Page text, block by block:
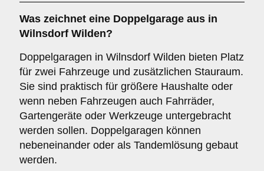
Was zeichnet eine Doppelgarage aus in
Wilnsdorf Wilden?
Doppelgaragen in Wilnsdorf Wilden bieten Platz
für zwei Fahrzeuge und zusätzlichen Stauraum.
Sie sind praktisch für größere Haushalte oder
wenn neben Fahrzeugen auch Fahrräder,
Gartengeräte oder Werkzeuge untergebracht
werden sollen. Doppelgaragen können
nebeneinander oder als Tandemlösung gebaut
werden.